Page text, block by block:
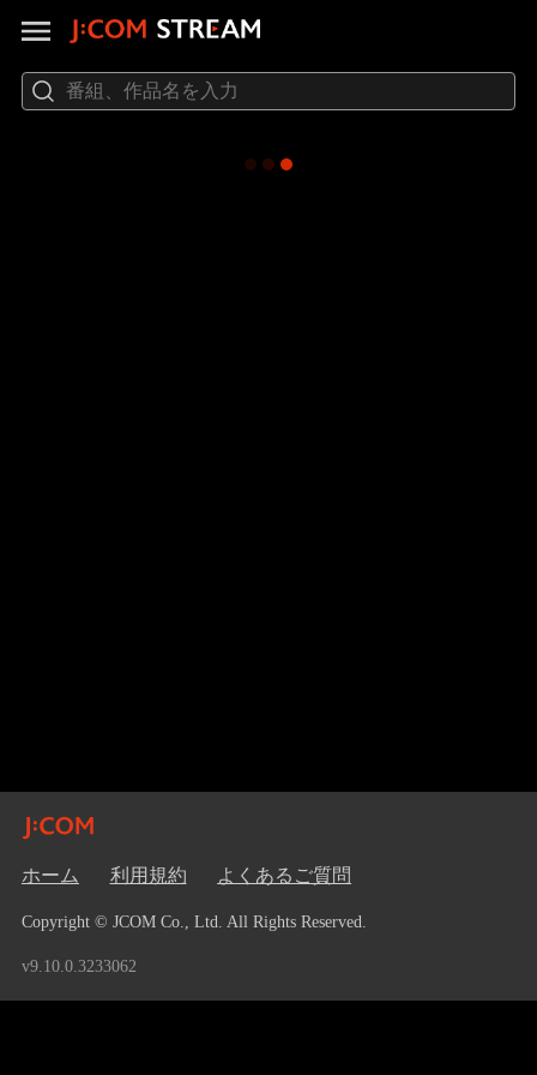
ホーム 利用規約 よくあるご質問
Copyright © JCOM Co., Ltd. All Rights Reserved.
v9.10.0.3233062